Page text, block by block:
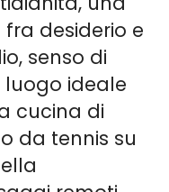
desiderio e
senso di
ideale
cucina di
da tennis su